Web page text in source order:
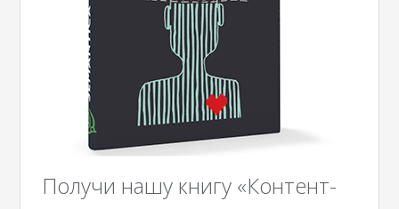
Получи нашу книгу «Контент-